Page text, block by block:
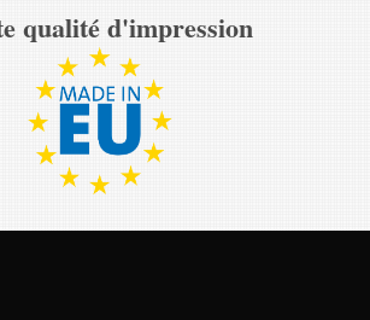
qualité d'impression